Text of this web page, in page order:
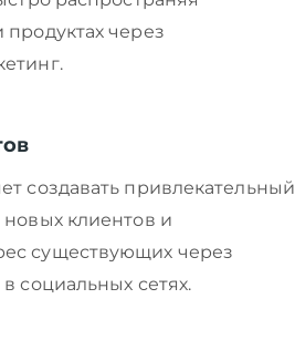
через
создавать привлекательный
клиентов и
существующих через
социальных сетях.